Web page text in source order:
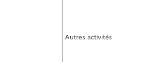
Autres activités